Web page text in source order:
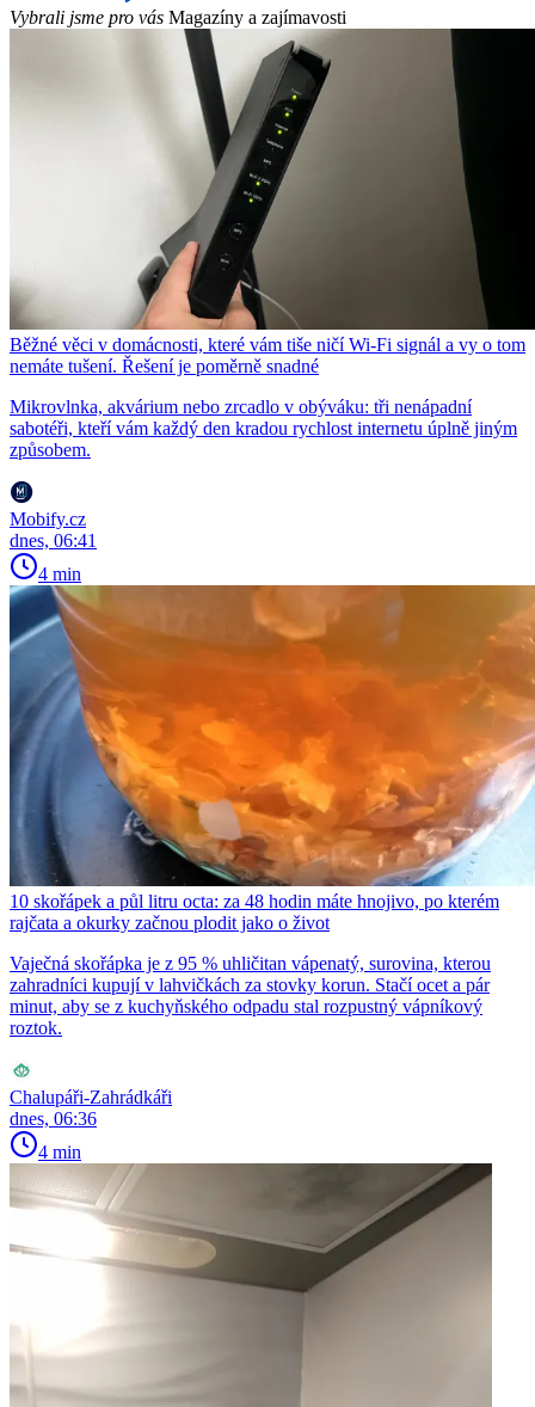
Vybrali jsme pro vás Magazíny a zajímavosti
Běžné věci v domácnosti, které vám tiše ničí Wi-Fi signál a vy o tom
nemáte tušení. Řešení je poměrně snadné
Mikrovlnka, akvárium nebo zrcadlo v obýváku: tři nenápadní
sabotéři, kteří vám každý den kradou rychlost internetu úplně jiným
způsobem.
Mobify.cz
dnes, 06:41
4 min
10 skořápek a půl litru octa: za 48 hodin máte hnojivo, po kterém
rajčata a okurky začnou plodit jako o život
Vaječná skořápka je z 95 % uhličitan vápenatý, surovina, kterou
zahradníci kupují v lahvičkách za stovky korun. Stačí ocet a pár
minut, aby se z kuchyňského odpadu stal rozpustný vápníkový
roztok.
Chalupáři-Zahrádkáři
dnes, 06:36
4 min